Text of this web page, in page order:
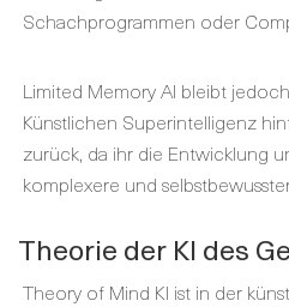
Schachprogrammen oder
Limited Memory AI bleibt
Künstlichen Superintelligenz
zurück, da ihr die Entwicklung
komplexere und
Theorie der KI des
Theory of Mind KI ist in der